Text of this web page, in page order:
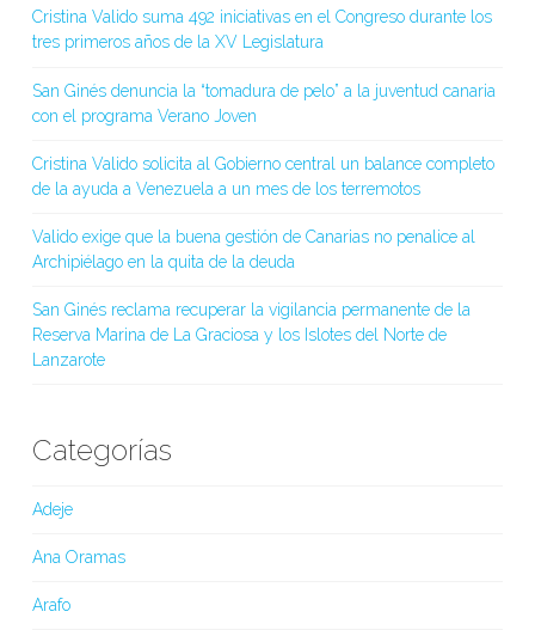
Cristina Valido suma 492 iniciativas en el Congreso durante los
tres primeros años de la XV Legislatura
San Ginés denuncia la “tomadura de pelo” a la juventud canaria
con el programa Verano Joven
Cristina Valido solicita al Gobierno central un balance completo
de la ayuda a Venezuela a un mes de los terremotos
Valido exige que la buena gestión de Canarias no penalice al
Archipiélago en la quita de la deuda
San Ginés reclama recuperar la vigilancia permanente de la
Reserva Marina de La Graciosa y los Islotes del Norte de
Lanzarote
Categorías
Adeje
Ana Oramas
Arafo